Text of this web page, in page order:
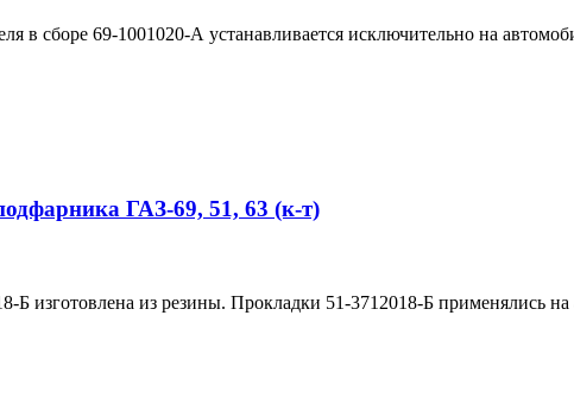
в сборе 69-1001020-А устанавливается исключительно на
ГАЗ-69, 51, 63 (к-т)
Б изготовлена из резины. Прокладки 51-3712018-Б